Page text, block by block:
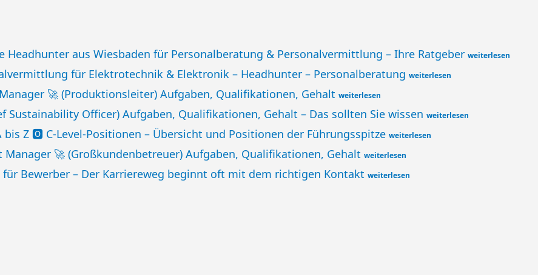
Headhunter aus Wiesbaden für Personalberatung & Personalvermittlung – Ihre Ratgeber weiterlesen
für Elektrotechnik & Elektronik – Headhunter – Personalberatung weiterlesen
🚀 (Produktionsleiter) Aufgaben, Qualifikationen, Gehalt weiterlesen
Sustainability Officer) Aufgaben, Qualifikationen, Gehalt – Das sollten Sie wissen weiterlesen
bis Z 🅾️ C-Level-Positionen – Übersicht und Positionen der Führungsspitze weiterlesen
Manager 🚀 (Großkundenbetreuer) Aufgaben, Qualifikationen, Gehalt weiterlesen
für Bewerber – Der Karriereweg beginnt oft mit dem richtigen Kontakt weiterlesen